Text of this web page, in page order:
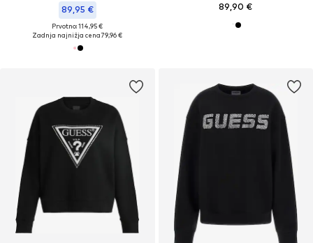
89,95 €
Prvotno: 114,95 €
Zadnja najnižja cena79,96 €
89,90 €